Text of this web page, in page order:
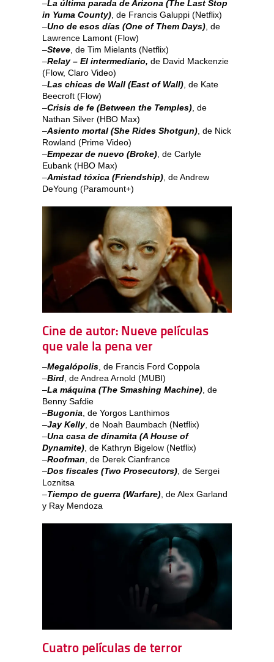
–La última parada de Arizona (The Last Stop
in Yuma County) , de Francis Galuppi (Netflix)
–Uno de esos días (One of Them Days) , de
Lawrence Lamont (Flow)
–Steve , de Tim Mielants (Netflix)
–Relay – El intermediario, de David Mackenzie
(Flow, Claro Video)
–Las chicas de Wall (East of Wall) , de Kate
Beecroft (Flow)
–Crisis de fe (Between the Temples) , de
Nathan Silver (HBO Max)
–Asiento mortal (She Rides Shotgun) , de Nick
Rowland (Prime Video)
–Empezar de nuevo (Broke) , de ⁦⁨Carlyle
Eubank⁩⁩ (HBO Max)
–Amistad tóxica (Friendship) , de Andrew
DeYoung (Paramount+)
Cine de autor: Nueve películas
que vale la pena ver
–Megalópolis , de Francis Ford Coppola
–Bird , de Andrea Arnold (MUBI)
–La máquina (The Smashing Machine) , de
Benny Safdie
–Bugonia , de Yorgos Lanthimos
–Jay Kelly, de Noah Baumbach (Netflix)
–Una casa de dinamita (A House of
Dynamite) , de Kathryn Bigelow (Netflix)
–Roofman , de Derek Cianfrance
–Dos fiscales (Two Prosecutors) , de Sergei
Loznitsa
–Tiempo de guerra (Warfare) , de Alex Garland
y Ray Mendoza
Cuatro películas de terror